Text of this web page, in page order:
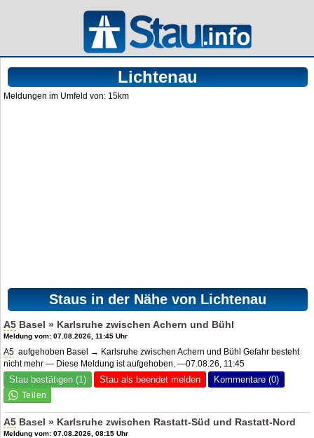
Lichtenau
Meldungen im Umfeld von: 15km
Staus in der Nähe von Lichtenau
A5 Basel » Karlsruhe zwischen Achern und Bühl
Meldung vom: 07.08.2026, 11:45 Uhr
A5 aufgehoben Basel → Karlsruhe zwischen Achern und Bühl Gefahr besteht
nicht mehr — Diese Meldung ist aufgehoben. —07.08.26, 11:45
Stau bestätigen (1) Stau als beendet melden Kommentare (0)
A5 Basel » Karlsruhe zwischen Rastatt-Süd und Rastatt-Nord
Meldung vom: 07.08.2026, 08:15 Uhr